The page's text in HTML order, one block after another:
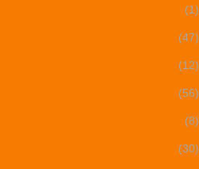
(1)
(47)
(12)
(56)
(8)
(30)